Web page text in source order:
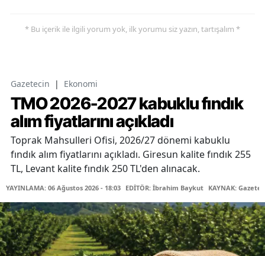
* Bu içerik ile ilgili yorum yok, ilk yorumu siz yazın, tartışalım *
Gazetecin | Ekonomi
TMO 2026-2027 kabuklu fındık
alım fiyatlarını açıkladı
Toprak Mahsulleri Ofisi, 2026/27 dönemi kabuklu
fındık alım fiyatlarını açıkladı. Giresun kalite fındık 255
TL, Levant kalite fındık 250 TL'den alınacak.
YAYINLAMA: 06 Ağustos 2026 - 18:03 EDİTÖR: İbrahim Baykut KAYNAK: